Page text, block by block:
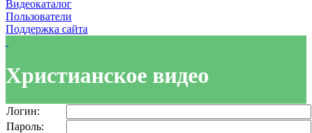
Видеокаталог
Пользователи
Поддержка сайта
Христианское видео
Логин:
Пароль: